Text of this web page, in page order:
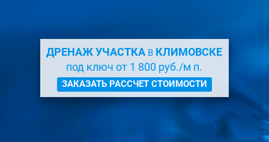
ДРЕНАЖ УЧАСТКА В КЛИМОВСКЕ
под ключ от 1 800 руб./м п.
ЗАКАЗАТЬ РАССЧЕТ СТОИМОСТИ